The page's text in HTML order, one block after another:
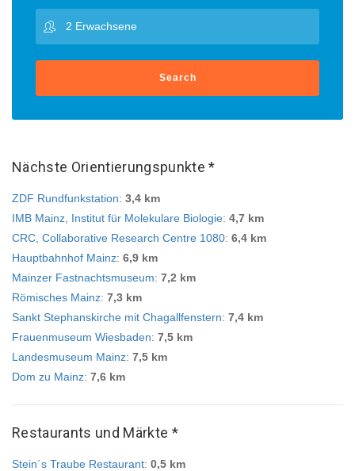
Search
Nächste Orientierungspunkte *
ZDF Rundfunkstation: 3,4 km
IMB Mainz, Institut für Molekulare Biologie: 4,7 km
CRC, Collaborative Research Centre 1080: 6,4 km
Hauptbahnhof Mainz: 6,9 km
Mainzer Fastnachtsmuseum: 7,2 km
Römisches Mainz: 7,3 km
Sankt Stephanskirche mit Chagallfenstern: 7,4 km
Frauenmuseum Wiesbaden: 7,5 km
Landesmuseum Mainz: 7,5 km
Dom zu Mainz: 7,6 km
Restaurants und Märkte *
Stein´s Traube Restaurant: 0,5 km